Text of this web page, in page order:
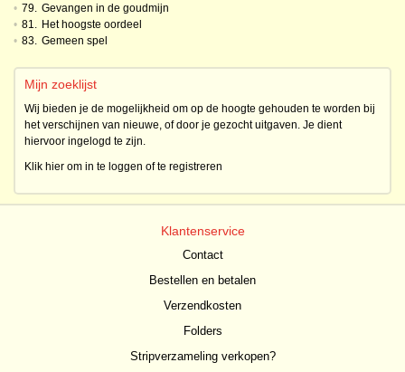
• 79. Gevangen in de goudmijn
• 81. Het hoogste oordeel
• 83. Gemeen spel
Mijn zoeklijst
Wij bieden je de mogelijkheid om op de hoogte gehouden te worden bij
het verschijnen van nieuwe, of door je gezocht uitgaven. Je dient
hiervoor ingelogd te zijn.
Klik hier om in te loggen of te registreren
Klantenservice
Contact
Bestellen en betalen
Verzendkosten
Folders
Stripverzameling verkopen?